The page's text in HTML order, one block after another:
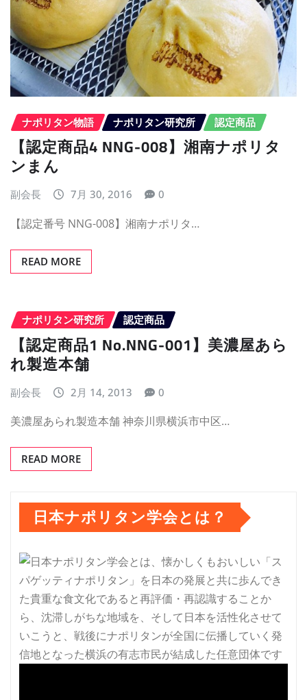
ナポリタン物語 ナポリタン研究所 認定商品
【認定商品4 NNG-008】湘南ナポリタ
ンまん
副会長 7月 30, 2016 0
【認定番号 NNG-008】湘南ナポリタ…
READ MORE
ナポリタン研究所 認定商品
【認定商品1 No.NNG-001】美濃屋あら
れ製造本舗
副会長 2月 14, 2013 0
美濃屋あられ製造本舗 神奈川県横浜市中区…
READ MORE
日本ナポリタン学会とは？